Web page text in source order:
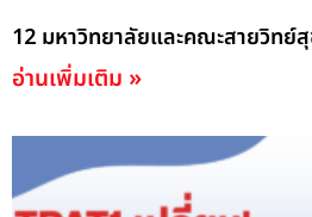
12 มหาวิทยาลัยและคณะสายวิทย์
อ่านเพิ่มเติม »